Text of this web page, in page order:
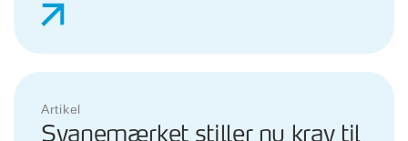
Artikel